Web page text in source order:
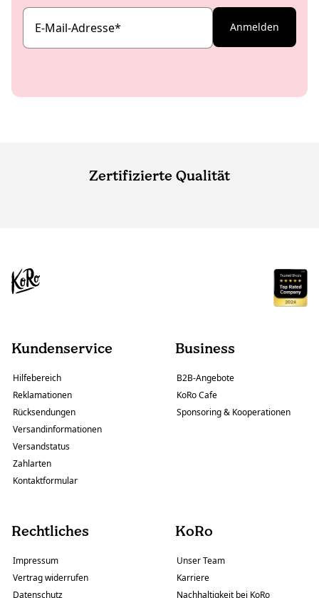
E-Mail-Adresse* Anmelden
Zertifizierte Qualität
Kundenservice
Hilfebereich
Reklamationen
Rücksendungen
Versandinformationen
Versandstatus
Zahlarten
Kontaktformular
Business
B2B-Angebote
KoRo Cafe
Sponsoring & Kooperationen
Rechtliches
Impressum
Vertrag widerrufen
Datenschutz
KoRo
Unser Team
Karriere
Nachhaltigkeit bei KoRo